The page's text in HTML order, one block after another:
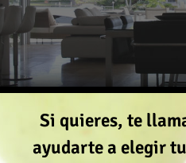
Si quieres, te
ayudarte a elegir